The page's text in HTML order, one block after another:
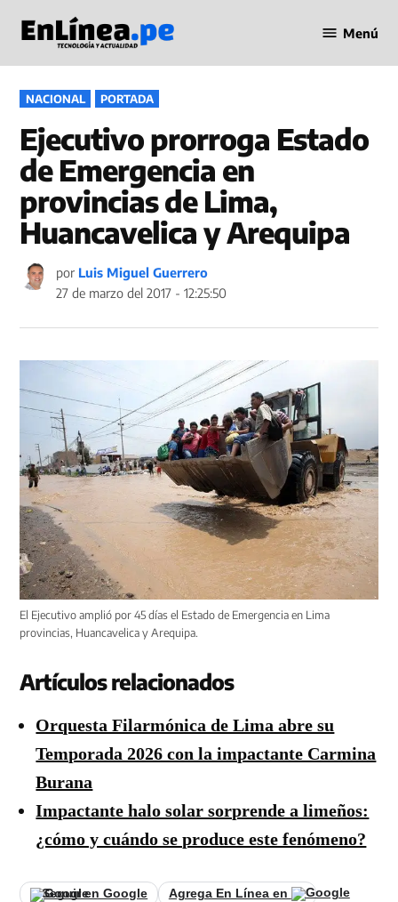
contenido
en Línea
Menú
PUBLICADO
EN
NACIONAL PORTADA
Ejecutivo prorroga Estado
de Emergencia en
provincias de Lima,
Huancavelica y Arequipa
por Luis Miguel Guerrero
27 de marzo del 2017 - 12:25:50
El Ejecutivo amplió por 45 días el Estado de Emergencia en Lima
provincias, Huancavelica y Arequipa.
Artículos relacionados
Orquesta Filarmónica de Lima abre su
Temporada 2026 con la impactante Carmina
Burana
Impactante halo solar sorprende a limeños:
¿cómo y cuándo se produce este fenómeno?
Seguir en Google
Agrega En Línea en